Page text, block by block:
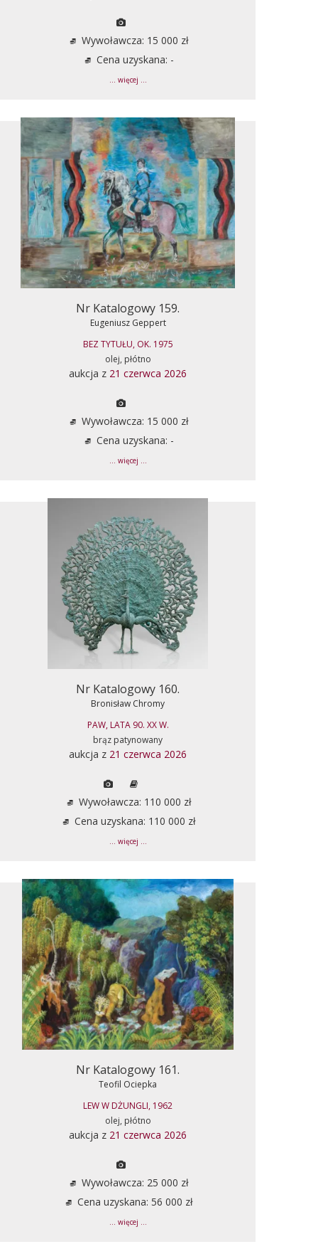
Wywoławcza: 15 000 zł
Cena uzyskana: -
... więcej ...
Nr Katalogowy 159.
Eugeniusz Geppert
BEZ TYTUŁU, OK. 1975
olej, płótno
aukcja z 21 czerwca 2026
Wywoławcza: 15 000 zł
Cena uzyskana: -
... więcej ...
Nr Katalogowy 160.
Bronisław Chromy
PAW, LATA 90. XX W.
brąz patynowany
aukcja z 21 czerwca 2026
Wywoławcza: 110 000 zł
Cena uzyskana: 110 000 zł
... więcej ...
Nr Katalogowy 161.
Teofil Ociepka
LEW W DŻUNGLI, 1962
olej, płótno
aukcja z 21 czerwca 2026
Wywoławcza: 25 000 zł
Cena uzyskana: 56 000 zł
... więcej ...